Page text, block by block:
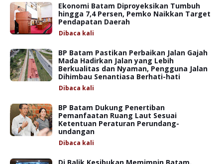
Ekonomi Batam Diproyeksikan Tumbuh
hingga 7,4 Persen, Pemko Naikkan Target
Pendapatan Daerah
Dibaca kali
BP Batam Pastikan Perbaikan Jalan Gajah
Mada Hadirkan Jalan yang Lebih
Berkualitas dan Nyaman, Pengguna Jalan
Dihimbau Senantiasa Berhati-hati
Dibaca kali
BP Batam Dukung Penertiban
Pemanfaatan Ruang Laut Sesuai
Ketentuan Peraturan Perundang-
undangan
Dibaca kali